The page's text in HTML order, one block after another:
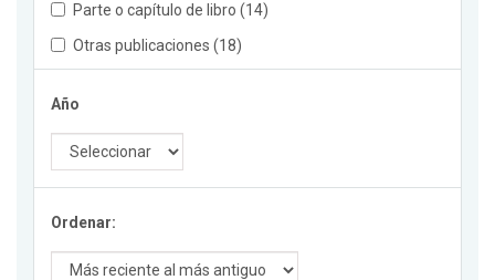
Parte o capítulo de libro (14)
Otras publicaciones (18)
Año
Ordenar: